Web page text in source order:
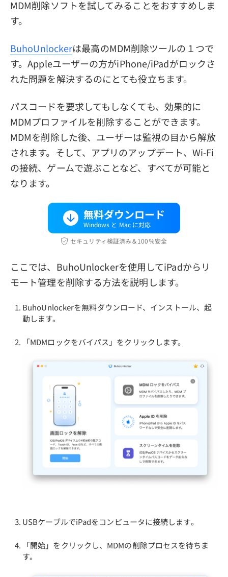
MDM削除ソフトを試してみることをおすすめしま
す。
BuhoUnlockerは最高のMDM削除ツールの１つで
す。Appleユーザーの方がiPhone/iPadがロックさ
れた問題を解決するのにとても役立ちます。
パスコードを要求してもしなくても、効果的に
MDMプロファイルを削除することができます。
MDMを削除した後、ユーザーは監視の目から解放
されます。そして、アプリのアップデート、Wi-Fi
の接続、ゲームで遊ぶことなど、すべてが可能と
なります。
無料ダウンロード
Windows と Mac に対応
セキュリティ検証済み＆100％安全
ここでは、BuhoUnlockerを使用してiPadからリ
モート管理を削除する方法を説明します。
BuhoUnlockerを無料ダウンロード、インストール、起
動します。
「MDMロックをバイパス」をクリックします。
USBケーブルでiPadをコンピュータに接続します。
「開始」をクリックし、MDMの削除プロセスを待ちま
す。